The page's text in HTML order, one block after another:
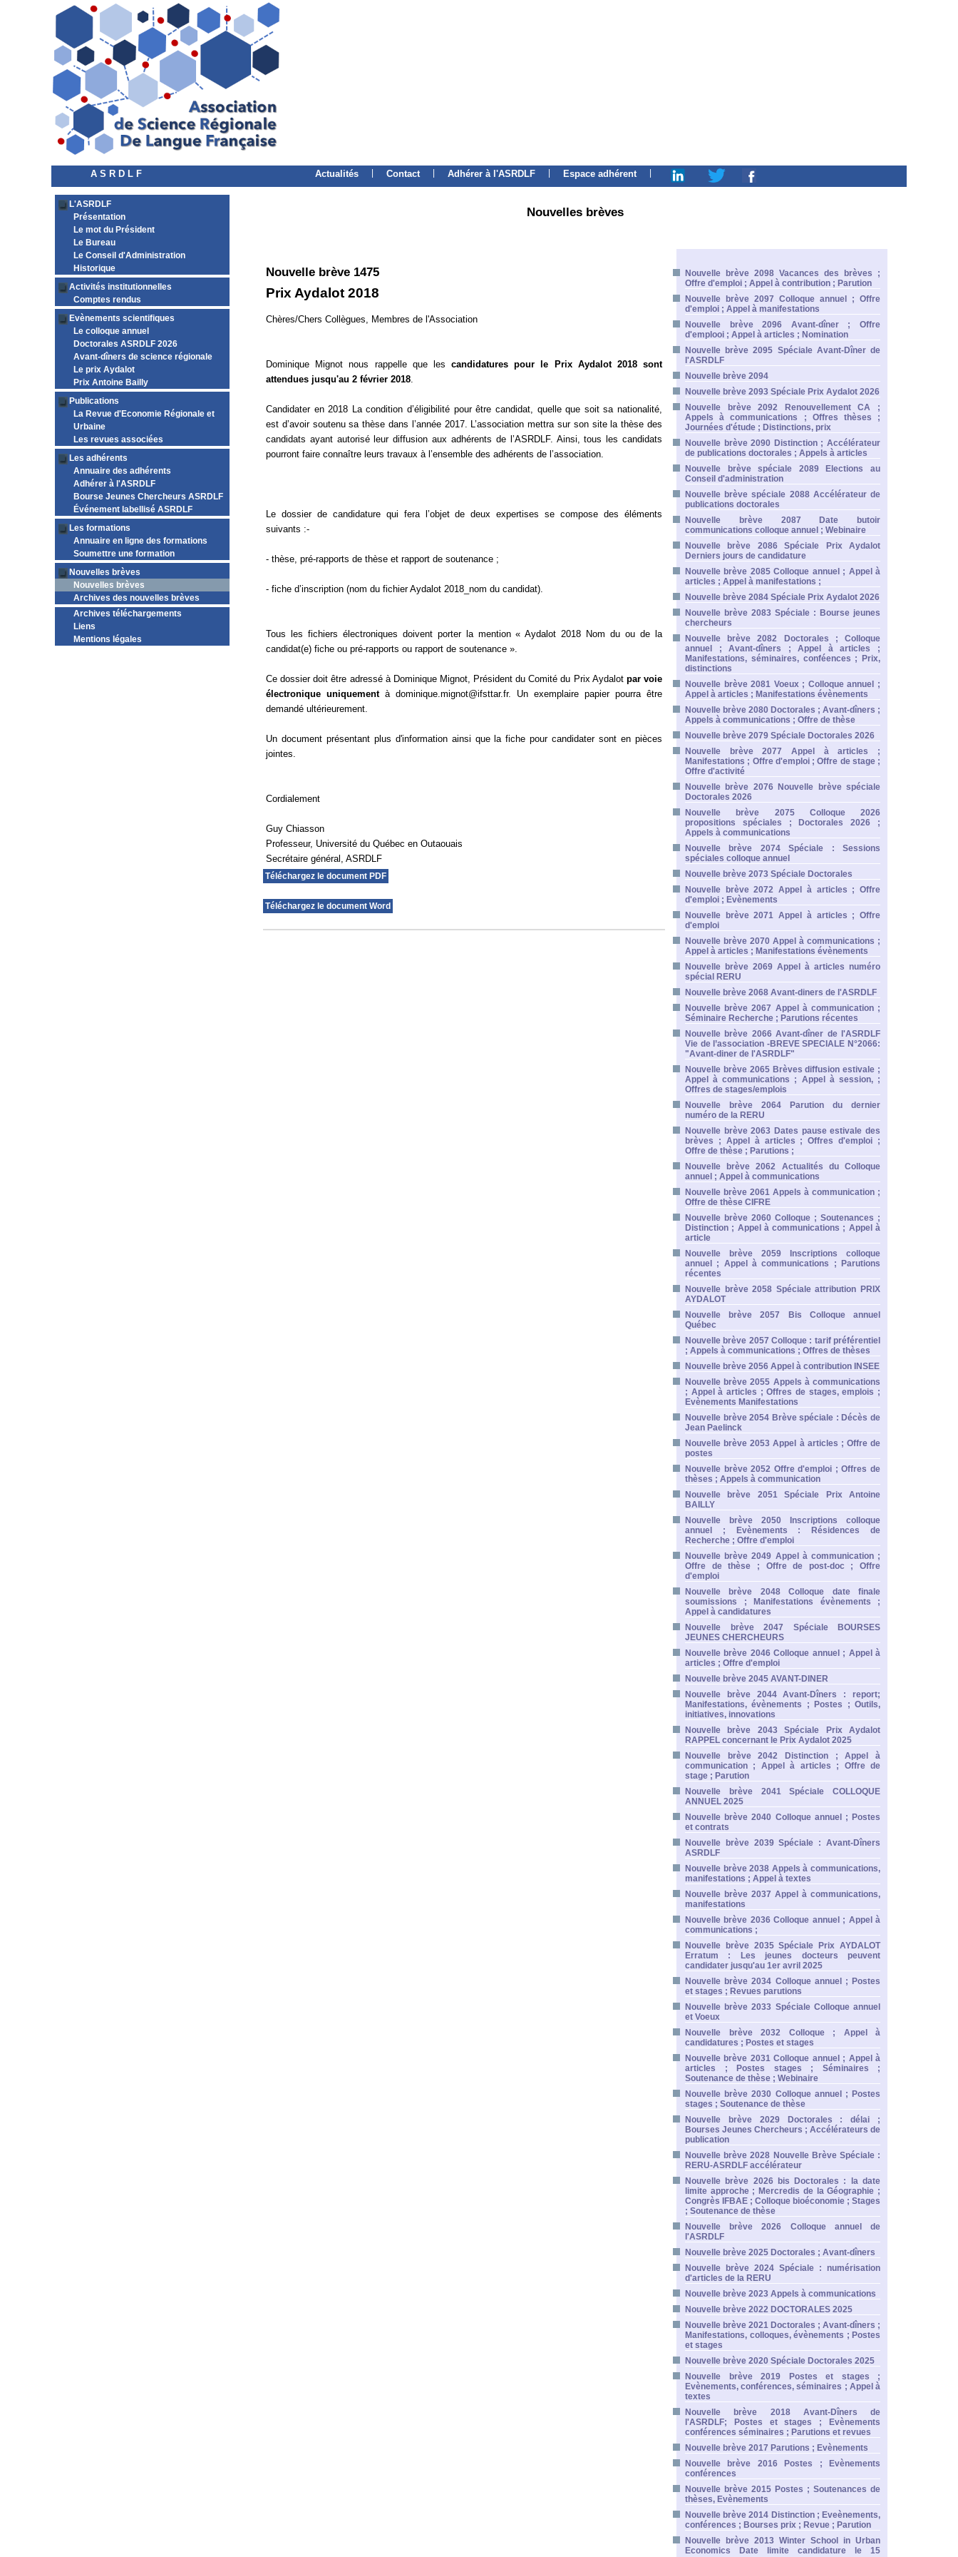
A S R D L F Actualités Contact Adhérer à l'ASRDLF Espace adhérent
L'ASRDLF
Présentation
Le mot du Président
Le Bureau
Le Conseil d'Administration
Historique
Activités institutionnelles
Comptes rendus
Evènements scientifiques
Le colloque annuel
Doctorales ASRDLF 2026
Avant-dîners de science régionale
Le prix Aydalot
Prix Antoine Bailly
Publications
La Revue d'Economie Régionale et
Urbaine
Les revues associées
Les adhérents
Annuaire des adhérents
Adhérer à l'ASRDLF
Bourse Jeunes Chercheurs ASRDLF
Événement labellisé ASRDLF
Les formations
Annuaire en ligne des formations
Soumettre une formation
Nouvelles brèves
Nouvelles brèves
Archives des nouvelles brèves
Archives téléchargements
Liens
Mentions légales
Nouvelles brèves
Nouvelle brève 1475
Prix Aydalot 2018
Chères/Chers Collègues, Membres de l'Association
Dominique Mignot nous rappelle que les candidatures pour le Prix Aydalot 2018 sont
attendues jusqu'au 2 février 2018.
Candidater en 2018 La condition d’éligibilité pour être candidat, quelle que soit sa nationalité,
est d’avoir soutenu sa thèse dans l’année 2017. L’association mettra sur son site la thèse des
candidats ayant autorisé leur diffusion aux adhérents de l’ASRDLF. Ainsi, tous les candidats
pourront faire connaître leurs travaux à l’ensemble des adhérents de l’association.
Le dossier de candidature qui fera l’objet de deux expertises se compose des éléments
suivants :-
- thèse, pré-rapports de thèse et rapport de soutenance ;
- fiche d’inscription (nom du fichier Aydalot 2018_nom du candidat).
Tous les fichiers électroniques doivent porter la mention « Aydalot 2018 Nom du ou de la
candidat(e) fiche ou pré-rapports ou rapport de soutenance ».
Ce dossier doit être adressé à Dominique Mignot, Président du Comité du Prix Aydalot par voie
électronique uniquementà dominique.mignot@ifsttar.fr. Un exemplaire papier pourra être
demandé ultérieurement.
Un document présentant plus d'information ainsi que la fiche pour candidater sont en pièces
jointes.
Cordialement
Guy Chiasson
Professeur, Université du Québec en Outaouais
Secrétaire général, ASRDLF
Téléchargez le document PDF
Téléchargez le document Word
Nouvelle brève 2098 Vacances des brèves ;
Offre d'emploi ; Appel à contribution ; Parution
Nouvelle brève 2097 Colloque annuel ; Offre
d'emploi ; Appel à manifestations
Nouvelle brève 2096 Avant-dîner ; Offre
d'emplooi ; Appel à articles ; Nomination
Nouvelle brève 2095 Spéciale Avant-Dîner de
l'ASRDLF
Nouvelle brève 2094
Nouvelle brève 2093 Spéciale Prix Aydalot 2026
Nouvelle brève 2092 Renouvellement CA ;
Appels à communications ; Offres thèses ;
Journées d'étude ; Distinctions, prix
Nouvelle brève 2090 Distinction ; Accélérateur
de publications doctorales ; Appels à articles
Nouvelle brève spéciale 2089 Elections au
Conseil d'administration
Nouvelle brève spéciale 2088 Accélérateur de
publications doctorales
Nouvelle brève 2087 Date butoir
communications colloque annuel ; Webinaire
Nouvelle brève 2086 Spéciale Prix Aydalot
Derniers jours de candidature
Nouvelle brève 2085 Colloque annuel ; Appel à
articles ; Appel à manifestations ;
Nouvelle brève 2084 Spéciale Prix Aydalot 2026
Nouvelle brève 2083 Spéciale : Bourse jeunes
chercheurs
Nouvelle brève 2082 Doctorales ; Colloque
annuel ; Avant-dîners ; Appel à articles ;
Manifestations, séminaires, conféences ; Prix,
distinctions
Nouvelle brève 2081 Voeux ; Colloque annuel ;
Appel à articles ; Manifestations évènements
Nouvelle brève 2080 Doctorales ; Avant-dîners ;
Appels à communications ; Offre de thèse
Nouvelle brève 2079 Spéciale Doctorales 2026
Nouvelle brève 2077 Appel à articles ;
Manifestations ; Offre d'emploi ; Offre de stage ;
Offre d'activité
Nouvelle brève 2076 Nouvelle brève spéciale
Doctorales 2026
Nouvelle brève 2075 Colloque 2026
propositions spéciales ; Doctorales 2026 ;
Appels à communications
Nouvelle brève 2074 Spéciale : Sessions
spéciales colloque annuel
Nouvelle brève 2073 Spéciale Doctorales
Nouvelle brève 2072 Appel à articles ; Offre
d'emploi ; Evènements
Nouvelle brève 2071 Appel à articles ; Offre
d'emploi
Nouvelle brève 2070 Appel à communications ;
Appel à articles ; Manifestations évènements
Nouvelle brève 2069 Appel à articles numéro
spécial RERU
Nouvelle brève 2068 Avant-diners de l'ASRDLF
Nouvelle brève 2067 Appel à communication ;
Séminaire Recherche ; Parutions récentes
Nouvelle brève 2066 Avant-dîner de l'ASRDLF
Vie de l’association -BREVE SPECIALE N°2066:
"Avant-diner de l'ASRDLF"
Nouvelle brève 2065 Brèves diffusion estivale ;
Appel à communications ; Appel à session, ;
Offres de stages/emplois
Nouvelle brève 2064 Parution du dernier
numéro de la RERU
Nouvelle brève 2063 Dates pause estivale des
brèves ; Appel à articles ; Offres d'emploi ;
Offre de thèse ; Parutions ;
Nouvelle brève 2062 Actualités du Colloque
annuel ; Appel à communications
Nouvelle brève 2061 Appels à communication ;
Offre de thèse CIFRE
Nouvelle brève 2060 Colloque ; Soutenances ;
Distinction ; Appel à communications ; Appel à
article
Nouvelle brève 2059 Inscriptions colloque
annuel ; Appel à communications ; Parutions
récentes
Nouvelle brève 2058 Spéciale attribution PRIX
AYDALOT
Nouvelle brève 2057 Bis Colloque annuel
Québec
Nouvelle brève 2057 Colloque : tarif préférentiel
; Appels à communications ; Offres de thèses
Nouvelle brève 2056 Appel à contribution INSEE
Nouvelle brève 2055 Appels à communications
; Appel à articles ; Offres de stages, emplois ;
Evènements Manifestations
Nouvelle brève 2054 Brève spéciale : Décès de
Jean Paelinck
Nouvelle brève 2053 Appel à articles ; Offre de
postes
Nouvelle brève 2052 Offre d'emploi ; Offres de
thèses ; Appels à communication
Nouvelle brève 2051 Spéciale Prix Antoine
BAILLY
Nouvelle brève 2050 Inscriptions colloque
annuel ; Evènements : Résidences de
Recherche ; Offre d'emploi
Nouvelle brève 2049 Appel à communication ;
Offre de thèse ; Offre de post-doc ; Offre
d'emploi
Nouvelle brève 2048 Colloque date finale
soumissions ; Manifestations évènements ;
Appel à candidatures
Nouvelle brève 2047 Spéciale BOURSES
JEUNES CHERCHEURS
Nouvelle brève 2046 Colloque annuel ; Appel à
articles ; Offre d'emploi
Nouvelle brève 2045 AVANT-DINER
Nouvelle brève 2044 Avant-Dîners : report;
Manifestations, évènements ; Postes ; Outils,
initiatives, innovations
Nouvelle brève 2043 Spéciale Prix Aydalot
RAPPEL concernant le Prix Aydalot 2025
Nouvelle brève 2042 Distinction ; Appel à
communication ; Appel à articles ; Offre de
stage ; Parution
Nouvelle brève 2041 Spéciale COLLOQUE
ANNUEL 2025
Nouvelle brève 2040 Colloque annuel ; Postes
et contrats
Nouvelle brève 2039 Spéciale : Avant-Dîners
ASRDLF
Nouvelle brève 2038 Appels à communications,
manifestations ; Appel à textes
Nouvelle brève 2037 Appel à communications,
manifestations
Nouvelle brève 2036 Colloque annuel ; Appel à
communications ;
Nouvelle brève 2035 Spéciale Prix AYDALOT
Erratum : Les jeunes docteurs peuvent
candidater jusqu'au 1er avril 2025
Nouvelle brève 2034 Colloque annuel ; Postes
et stages ; Revues parutions
Nouvelle brève 2033 Spéciale Colloque annuel
et Voeux
Nouvelle brève 2032 Colloque ; Appel à
candidatures ; Postes et stages
Nouvelle brève 2031 Colloque annuel ; Appel à
articles ; Postes stages ; Séminaires ;
Soutenance de thèse ; Webinaire
Nouvelle brève 2030 Colloque annuel ; Postes
stages ; Soutenance de thèse
Nouvelle brève 2029 Doctorales : délai ;
Bourses Jeunes Chercheurs ; Accélérateurs de
publication
Nouvelle brève 2028 Nouvelle Brève Spéciale :
RERU-ASRDLF accélérateur
Nouvelle brève 2026 bis Doctorales : la date
limite approche ; Mercredis de la Géographie ;
Congrès IFBAE ; Colloque bioéconomie ; Stages
; Soutenance de thèse
Nouvelle brève 2026 Colloque annuel de
l'ASRDLF
Nouvelle brève 2025 Doctorales ; Avant-dîners
Nouvelle brève 2024 Spéciale : numérisation
d'articles de la RERU
Nouvelle brève 2023 Appels à communications
Nouvelle brève 2022 DOCTORALES 2025
Nouvelle brève 2021 Doctorales ; Avant-dîners ;
Manifestations, colloques, évènements ; Postes
et stages
Nouvelle brève 2020 Spéciale Doctorales 2025
Nouvelle brève 2019 Postes et stages ;
Evènements, conférences, séminaires ; Appel à
textes
Nouvelle brève 2018 Avant-Dîners de
l'ASRDLF; Postes et stages ; Evènements
conférences séminaires ; Parutions et revues
Nouvelle brève 2017 Parutions ; Evènements
Nouvelle brève 2016 Postes ; Evènements
conférences
Nouvelle brève 2015 Postes ; Soutenances de
thèses, Evènements
Nouvelle brève 2014 Distinction ; Eveènements,
conférences ; Bourses prix ; Revue ; Parution
Nouvelle brève 2013 Winter School in Urban
Economics Date limite candidature le 15